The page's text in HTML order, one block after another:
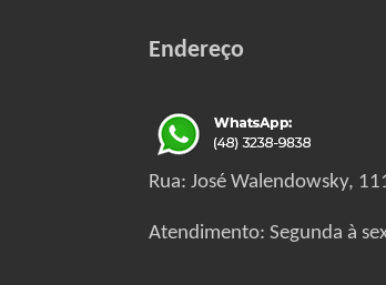
Endereço
Rua: José Walendowsky,
Atendimento: Segunda à